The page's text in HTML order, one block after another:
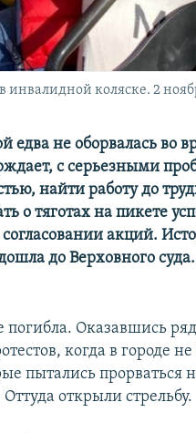
инвалидной коляске. 2
не оборвалась во
с серьезными
найти работу до
о тяготах на пикете
акций.
до Верховного
погибла. Оказавшись
когда в городе
пытались прорваться
открыли стрельбу.